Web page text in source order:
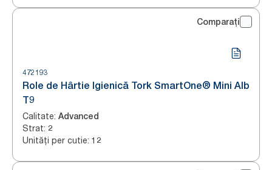
Comparați
472193
Role de Hârtie Igienică Tork SmartOne® Mini Alb
T9
Calitate: Advanced
Strat: 2
Unități per cutie: 12